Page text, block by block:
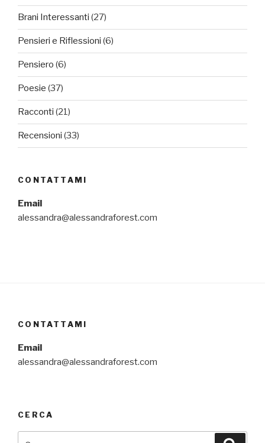
Brani Interessanti (27)
Pensieri e Riflessioni (6)
Pensiero (6)
Poesie (37)
Racconti (21)
Recensioni (33)
CONTATTAMI
Email
alessandra@alessandraforest.com
CONTATTAMI
Email
alessandra@alessandraforest.com
CERCA